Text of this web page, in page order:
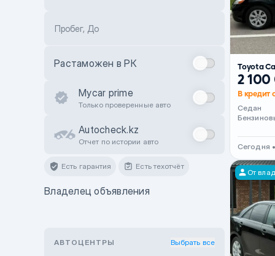
Пробег, До
Растаможен в РК
Mycar prime
Только проверенные авто
Autocheck.kz
Отчет по истории авто
Есть гарантия Есть техотчёт
Владелец объявления
АВТОЦЕНТРЫ Выбрать все
Toyota
2
В кредит
Седан
Сегодня
От